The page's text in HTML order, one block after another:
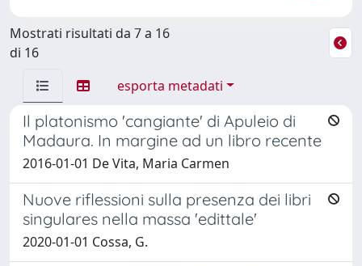
Mostrati risultati da 7 a 16
di 16
esporta metadati
Il platonismo 'cangiante' di Apuleio di
Madaura. In margine ad un libro recente
2016-01-01 De Vita, Maria Carmen
Nuove riflessioni sulla presenza dei libri
singulares nella massa 'edittale'
2020-01-01 Cossa, G.